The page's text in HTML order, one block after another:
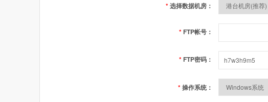
*选择数据机房：
* FTP帐号：
* FTP密码：
*操作系统：